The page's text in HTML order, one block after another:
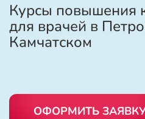
Курсы повышения
для врачей в
Камчатском
ОФОРМИТЬ